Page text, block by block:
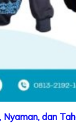
Nyaman, dan